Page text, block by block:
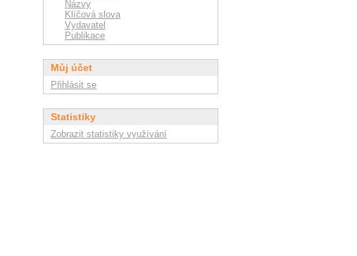
Názvy
Klíčová slova
Vydavatel
Publikace
Můj účet
Přihlásit se
Statistiky
Zobrazit statistiky využívání